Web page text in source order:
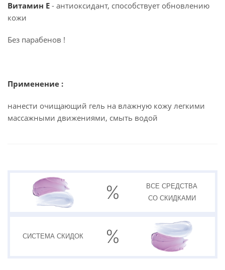
Витамин Е - антиоксидант, способствует обновлению
кожи
Без парабенов !
Применение :
нанести очищающий гель на влажную кожу легкими
массажными движениями, смыть водой
ВСЕ СРЕДСТВА
СО СКИДКАМИ
СИСТЕМАСКИДОК